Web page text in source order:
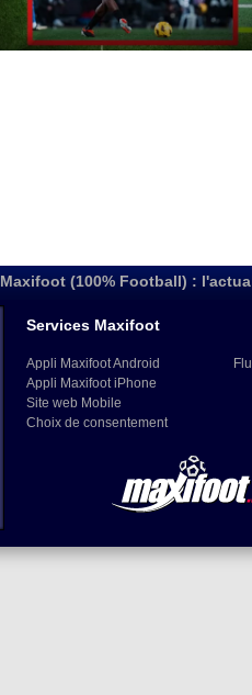
Maxifoot (100% Football) :
Services Maxifoot
Appli Maxifoot Android
Appli Maxifoot iPhone
Site web Mobile
Choix de consentement